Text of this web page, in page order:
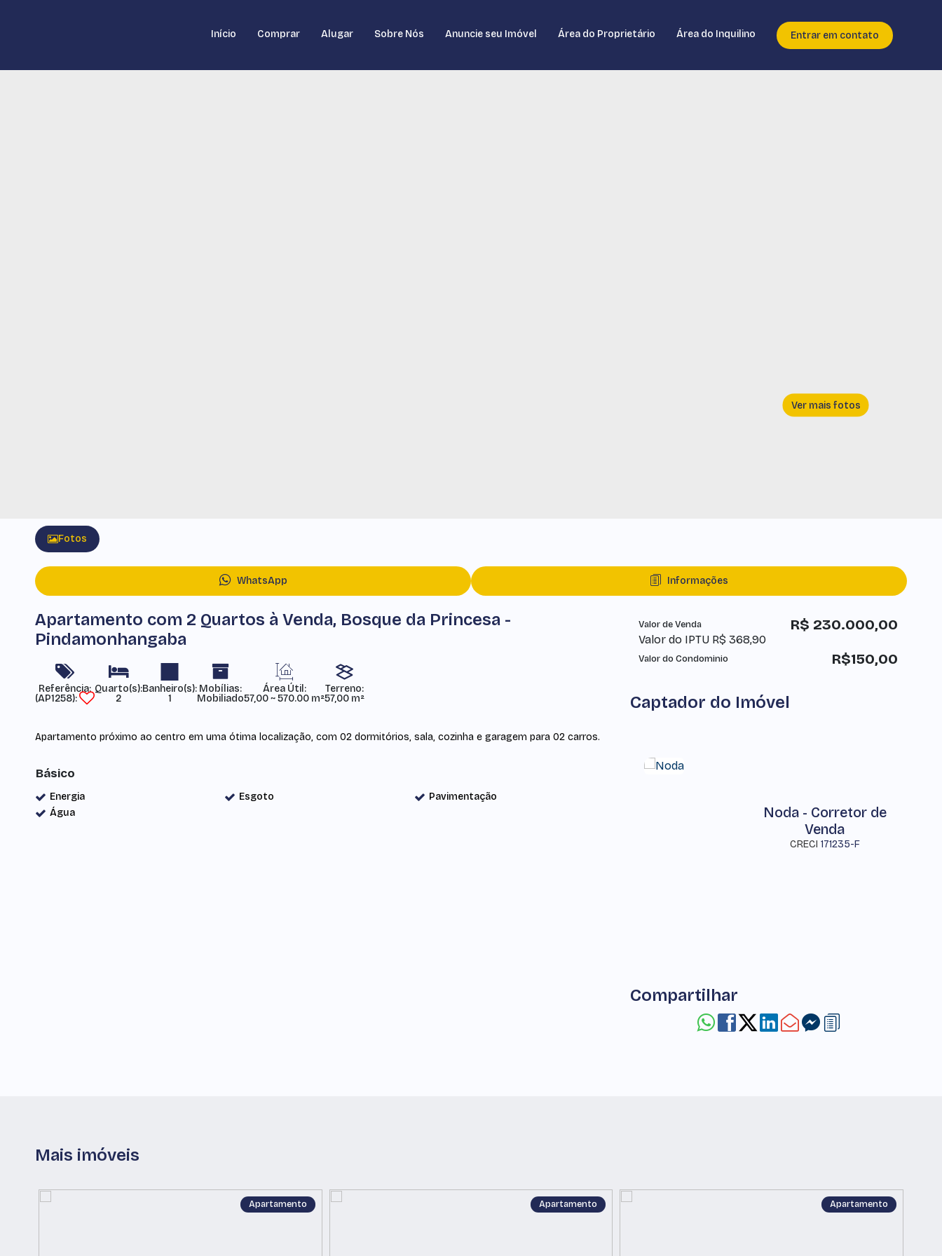
Área do Inquilino
Área do Proprietário
Anuncie seu Imóvel
Sobre Nós
Alugar
Comprar
Início Entrar em contato
Fotos
WhatsApp Informações
Apartamento com 2 Quartos à Venda, Bosque da Princesa -
Pindamonhangaba
Referência:
(AP1258)
2 1
Mobílias:
Mobiliado
Área Útil:
57,00 ~ 570.00 m²
Terreno:
57,00 m²
Apartamento próximo ao centro em uma ótima localização, com 02 dormitórios, sala, cozinha e garagem para 02 carros.
Básico
Energia Esgoto
Pavimentação
Água
R$ 230.000,00
Valor de Venda
Valor do IPTU R$ 368,90
Valor do Condominio R$150,00
Captador do Imóvel
Noda - Corretor de
Venda
CRECI 171235-F
Compartilhar
Mais imóveis
Apartamento Apartamento Apartamento